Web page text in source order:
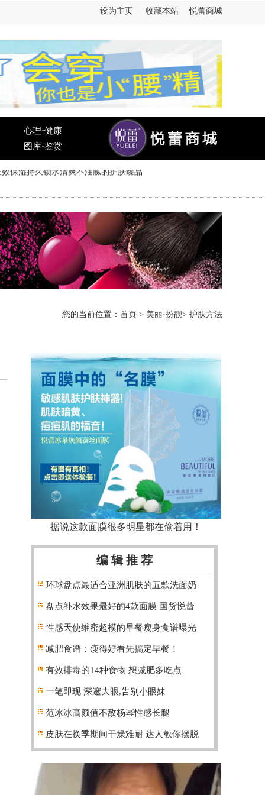
设为主页 收藏本站 悦蕾商城
心理·健康
图库·鉴赏
您的当前位置： 首页 > 美丽·扮靓> 护肤方法